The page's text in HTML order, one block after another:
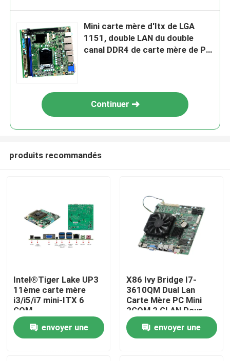
Aperçu
Produits
Mini carte mère d'Itx de LGA
1151, double LAN du double
canal DDR4 de carte mère de PC
Continuer
produits recommandés
Intel®Tiger Lake UP3
11ème carte mère
i3/i5/i7 mini-ITX 6
COM
envoyer une
X86 Ivy Bridge I7-
3610QM Dual Lan
Carte Mère PC Mini
2COM 2 GLAN Pour
Bank ATM
envoyer une